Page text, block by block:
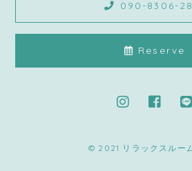
090-8306-
Reserve
© 2021 リラックスルー